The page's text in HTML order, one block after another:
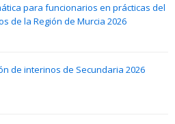
para funcionarios en prácticas del
de la Región de Murcia 2026
de interinos de Secundaria 2026